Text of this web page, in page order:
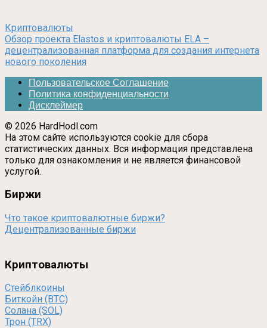
Криптовалюты
Обзор проекта Elastos и криптовалюты ELA –
децентрализованная платформа для создания интернета
нового поколения
Пользовательское Соглашение
Политика конфиденциальности
Дисклеймер
© 2026 HardHodl.com
На этом сайте используются cookie для сбора
статистических данных. Вся информация представлена
только для ознакомления и не является финансовой
услугой.
Биржи
Что такое криптовалютные биржи?
Децентрализованные биржи
Криптовалюты
Стейблкоины
Биткойн (BTC)
Солана (SOL)
Трон (TRX)